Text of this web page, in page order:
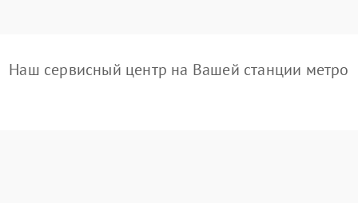
Наш сервисный центр на Вашей станции метро